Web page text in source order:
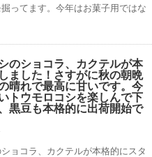
ってます。今年はお菓子用ではな
のショコラ、カクテルが本
ました！さすがに秋の朝晩
晴れで最高に甘いです。今
トウモロコシを楽しんで下
黒豆も本格的に出荷開始で
ョコラ、カクテルが本格的にスタ